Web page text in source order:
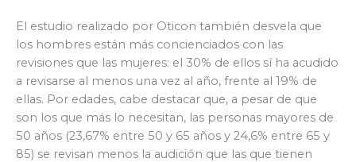
El estudio realizado por Oticon también desvela que
los hombres están más concienciados con las
revisiones que las mujeres: el 30% de ellos sí ha acudido
a revisarse al menos una vez al año, frente al 19% de
ellas. Por edades, cabe destacar que, a pesar de que
son los que más lo necesitan, las personas mayores de
50 años (23,67% entre 50 y 65 años y 24,6% entre 65 y
85) se revisan menos la audición que las que tienen